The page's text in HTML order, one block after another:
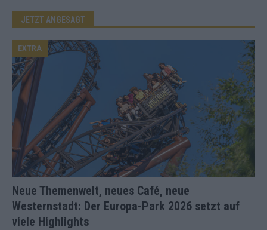
JETZT ANGESAGT
Neue Themenwelt, neues Café, neue
Westernstadt: Der Europa-Park 2026 setzt auf
viele Highlights
EXTRA